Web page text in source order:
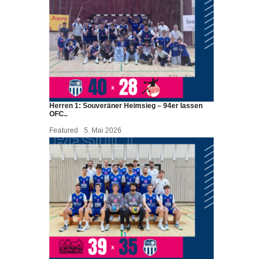
Herren 1: Souveräner Heimsieg – 94er lassen
OFC..
Featured
5. Mai 2026